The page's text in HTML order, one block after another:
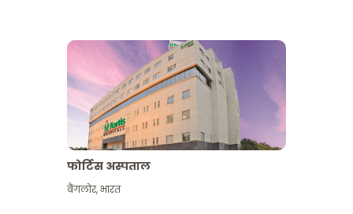
फोर्टिस अस्पताल
बैंगलोर,भारत